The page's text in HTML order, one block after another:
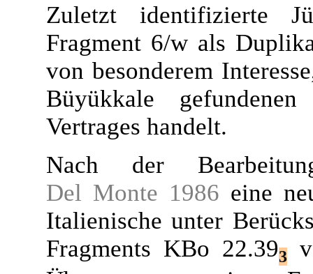
Zuletzt identifizierte
Fragment 6/w als
von besonderem
Büyükkale
Vertrages handelt.
Nach der
Del Monte 1986 eine
Italienische unter
Fragments KBo 22.393